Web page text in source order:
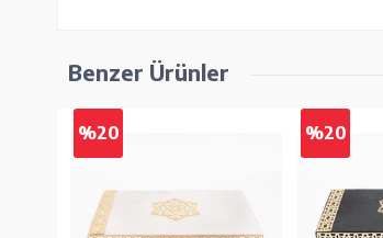
Benzer Ürünler
%20 %20